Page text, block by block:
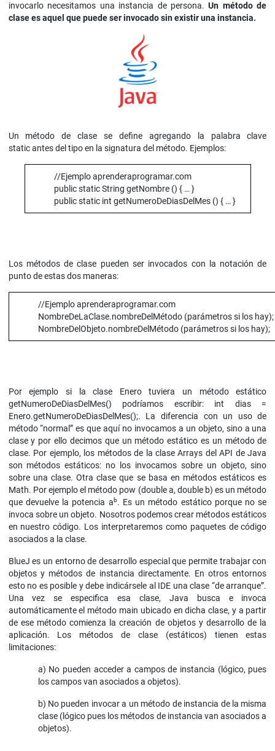
invocarlo necesitamos una instancia de persona.Un método de
clase es aquel que puede ser invocado sin existir una instancia.
Un método de clase se define agregando la palabra clave
static antes del tipo en la signatura del método. Ejemplos:
//Ejemplo aprenderaprogramar.com
public static String getNombre () { … }
public static int getNumeroDeDiasDelMes () { … }
Los métodos de clase pueden ser invocados con la notación de
punto de estas dos maneras:
//Ejemplo aprenderaprogramar.com
NombreDeLaClase.nombreDelMétodo (parámetros si los hay);
NombreDelObjeto.nombreDelMétodo (parámetros si los hay);
Por ejemplo si la clase Enero tuviera un método estático
getNumeroDeDiasDelMes() podríamos escribir: int dias =
Enero.getNumeroDeDiasDelMes();. La diferencia con un uso de
método “normal” es que aquí no invocamos a un objeto, sino a una
clase y por ello decimos que un método estático es un método de
clase. Por ejemplo, los métodos de la clase Arrays del API de Java
son métodos estáticos: no los invocamos sobre un objeto, sino
sobre una clase. Otra clase que se basa en métodos estáticos es
Math. Por ejemplo el método pow (double a, double b) es un método
que devuelve la potencia ab. Es un método estático porque no se
invoca sobre un objeto. Nosotros podemos crear métodos estáticos
en nuestro código. Los interpretaremos como paquetes de código
asociados a la clase.
BlueJ es un entorno de desarrollo especial que permite trabajar con
objetos y métodos de instancia directamente. En otros entornos
esto no es posible y debe indicársele al IDE una clase “de arranque”.
Una vez se especifica esa clase, Java busca e invoca
automáticamente el método main ubicado en dicha clase, y a partir
de ese método comienza la creación de objetos y desarrollo de la
aplicación. Los métodos de clase (estáticos) tienen estas
limitaciones:
a) No pueden acceder a campos de instancia (lógico, pues
los campos van asociados a objetos).
b) No pueden invocar a un método de instancia de la misma
clase (lógico pues los métodos de instancia van asociados a
objetos).